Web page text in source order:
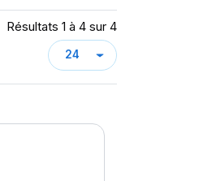
Résultats 1 à 4 sur 4